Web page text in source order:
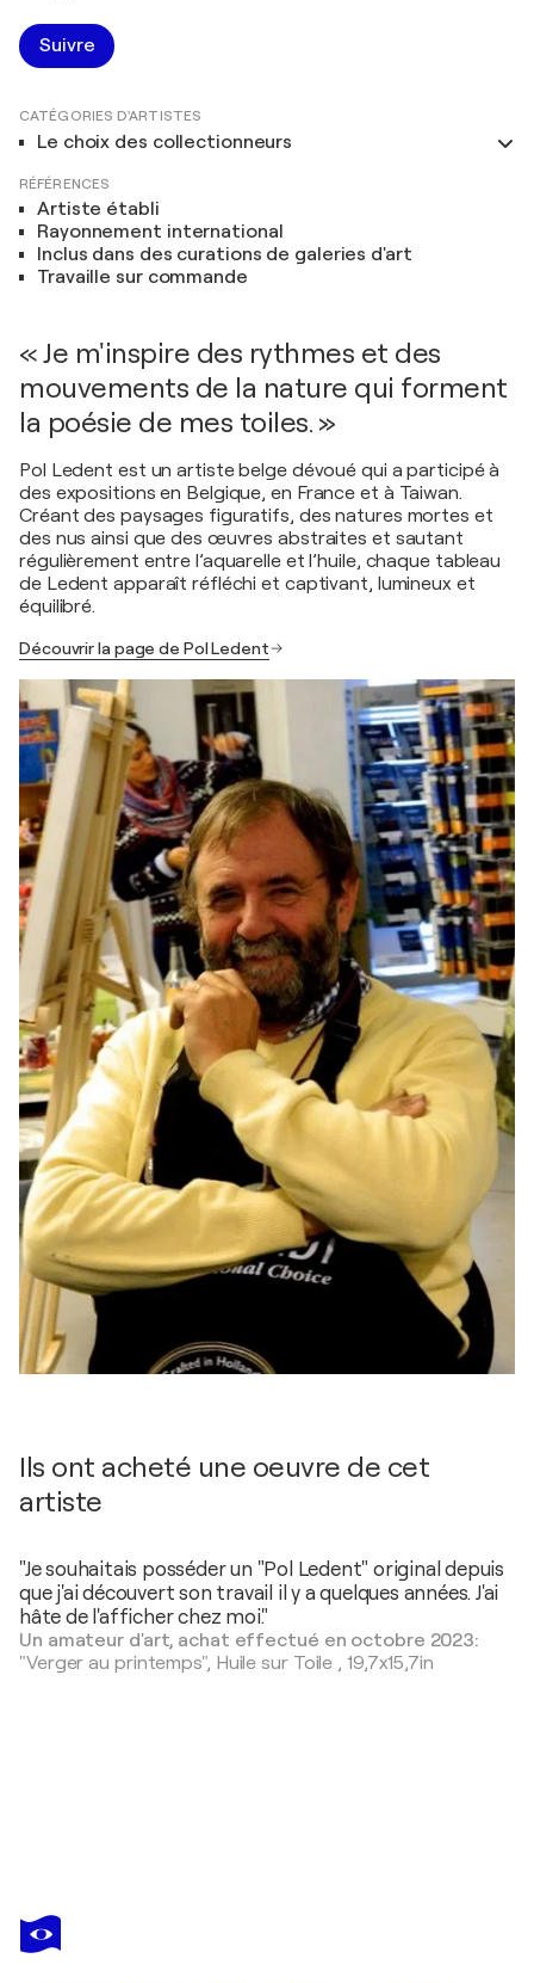
Suivre
CATÉGORIES D'ARTISTES
Le choix des collectionneurs
RÉFÉRENCES
Artiste établi
Rayonnement international
Inclus dans des curations de galeries d'art
Travaille sur commande
« Je m'inspire des rythmes et des
mouvements de la nature qui forment
la poésie de mes toiles. »
Pol Ledent est un artiste belge dévoué qui a participé à
des expositions en Belgique, en France et à Taiwan.
Créant des paysages figuratifs, des natures mortes et
des nus ainsi que des œuvres abstraites et sautant
régulièrement entre l’aquarelle et l’huile, chaque tableau
de Ledent apparaît réfléchi et captivant, lumineux et
équilibré.
Découvrir la page de Pol Ledent
Ils ont acheté une oeuvre de cet
artiste
"Je souhaitais posséder un "Pol Ledent" original depuis
que j'ai découvert son travail il y a quelques années. J'ai
hâte de l'afficher chez moi."
Un amateur d'art, achat effectué en octobre 2023:
"Verger au printemps", Huile sur Toile , 19,7x15,7in
POL LEDENT
Janet